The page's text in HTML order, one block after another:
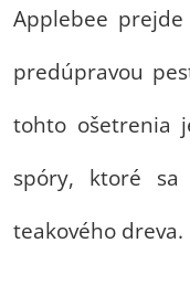
Applebee
predúpravou
tohto ošetrenia
spóry, ktoré
teakového dreva.